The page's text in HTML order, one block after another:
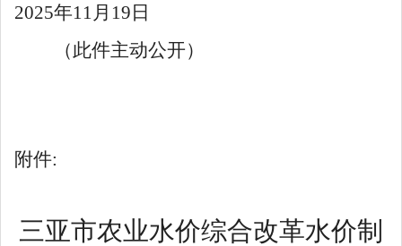
2025年11 月 19 日
（此件主动公开）
附件:
三亚市农业水价综合改革水价制